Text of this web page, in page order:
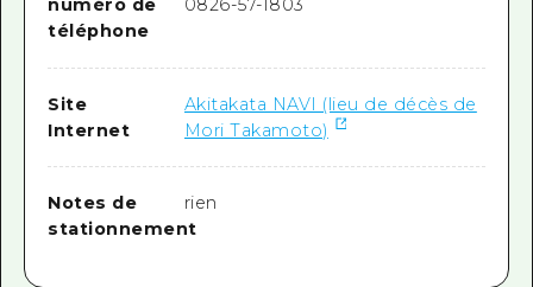
numéro de
téléphone
0826-57-1803
Site
Internet
Akitakata NAVI (lieu de décès de
Mori Takamoto)
Notes de
stationnement
rien